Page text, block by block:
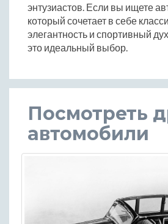
энтузиастов. Если вы ищете
который сочетает в себе
элегантность и спортивный
это идеальный выбор.
Посмотреть
автомобили